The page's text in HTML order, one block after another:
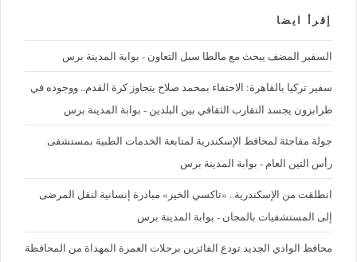
إقرأ ايضا
السفير المضف يبحث مع مالطا سبل التعاون - بوابة المدينة برس
سفير تركيا بالقاهرة: الاحتفاء بمحمد صلاح يتجاوز كرة القدم.. ووجوده في
طرابزون يجسد التقارب الثقافي بين البلدين - بوابة المدينة برس
جولة مفاجئة لمحافظ الإسكندرية لمتابعة الخدمات الطبية بمستشفى
رأس التين العام - بوابة المدينة برس
انطلقت من الإسكندرية.. «تاكسي الخير» مبادرة إنسانية لنقل المرضى
إلى المستشفيات بالمجان - بوابة المدينة برس
محافظ الوادي الجديد تودع الفائزين برحلات العمرة المهداة من المحافظة